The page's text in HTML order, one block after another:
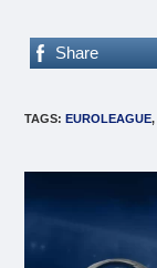
Share
TAGS:EUROLEAGUE,